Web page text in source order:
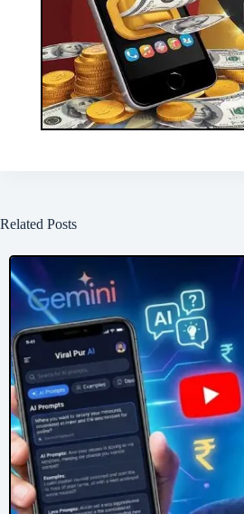
Related Posts